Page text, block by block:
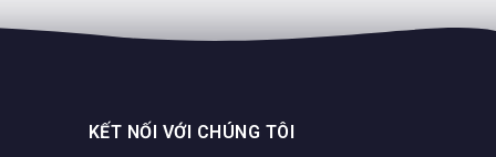
KẾT NỐI VỚI CHÚNG TÔI